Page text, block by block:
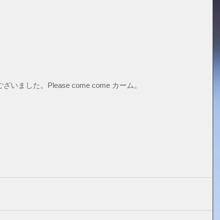
いました。Please come come カーム。